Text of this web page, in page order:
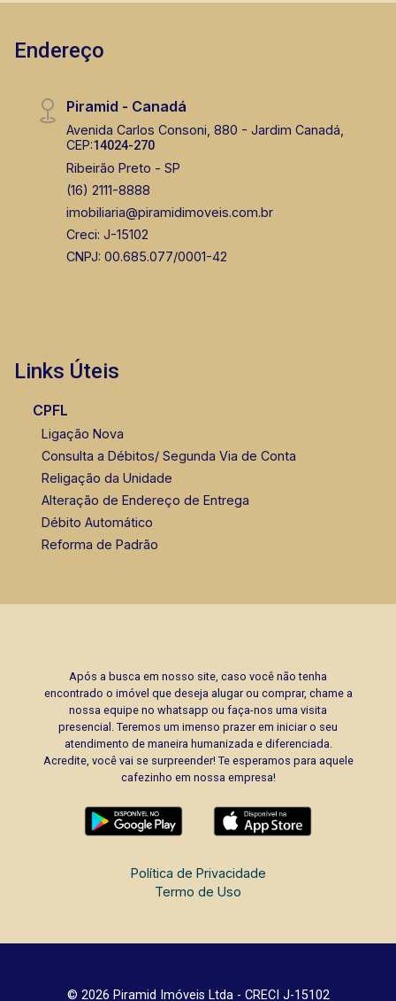
Endereço
Piramid - Canadá
Avenida Carlos Consoni, 880 - Jardim Canadá,
CEP:14024-270
Ribeirão Preto - SP
(16) 2111-8888
imobiliaria@piramidimoveis.com.br
Creci: J-15102
CNPJ: 00.685.077/0001-42
Links Úteis
CPFL
Ligação Nova
Consulta a Débitos/ Segunda Via de Conta
Religação da Unidade
Alteração de Endereço de Entrega
Débito Automático
Reforma de Padrão
Após a busca em nosso site, caso você não tenha
encontrado o imóvel que deseja alugar ou comprar, chame a
nossa equipe no whatsapp ou faça-nos uma visita
presencial. Teremos um imenso prazer em iniciar o seu
atendimento de maneira humanizada e diferenciada.
Acredite, você vai se surpreender! Te esperamos para aquele
cafezinho em nossa empresa!
Política de Privacidade
Termo de Uso
© 2026 Piramid Imóveis Ltda - CRECI J-15102